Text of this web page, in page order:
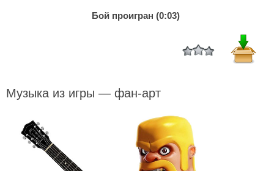
Бой проигран (0:03)
Музыка из игры — фан-арт